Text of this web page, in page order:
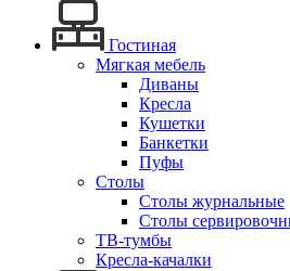
Гостиная
Мягкая мебель
Диваны
Кресла
Кушетки
Банкетки
Пуфы
Столы
Столы журнальные
Столы
ТВ-тумбы
Кресла-качалки